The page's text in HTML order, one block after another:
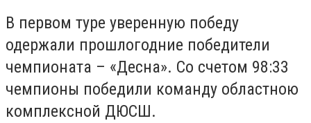
В первом туре уверенную победу
одержали прошлогодние победители
чемпионата – «Десна». Со счетом 98:33
чемпионы победили команду областною
комплексной ДЮСШ.